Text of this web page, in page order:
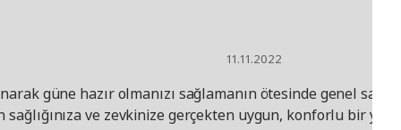
11.11.2022
güne hazır olmanızı sağlamanın ötesinde genel
sağlığınıza ve zevkinize gerçekten uygun, konforlu bir